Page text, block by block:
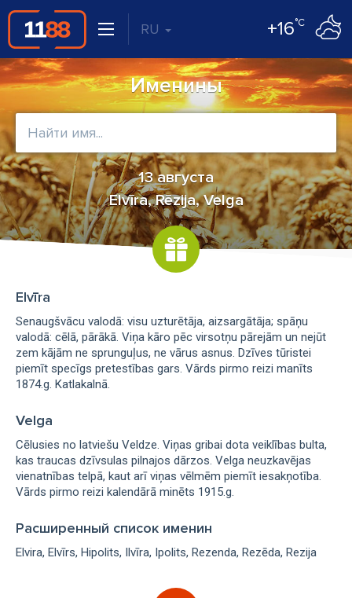
RU +16°C
Именины
13 августа
Elvīra, Rēzija, Velga
Elvīra
Senaugšvācu valodā: visu uzturētāja, aizsargātāja; spāņu
valodā: cēlā, pārākā. Viņa kāro pēc virsotņu pārejām un nejūt
zem kājām ne sprunguļus, ne vārus asnus. Dzīves tūristei
piemīt specīgs pretestības gars. Vārds pirmo reizi manīts
1874.g. Katlakalnā.
Velga
Cēlusies no latviešu Veldze. Viņas gribai dota veiklības bulta,
kas traucas dzīvsulas pilnajos dārzos. Velga neuzkavējas
vienatnības telpā, kaut arī viņas vēlmēm piemīt iesakņotība.
Vārds pirmo reizi kalendārā minēts 1915.g.
Расширенный список именин
Elvira Elvīrs Hipolits Ilvīra Ipolits Rezenda Rezēda Rezija